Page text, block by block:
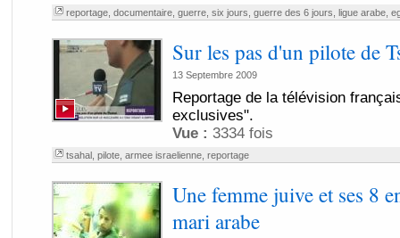
reportage, documentaire, guerre, six jours guerre des 6 jours ligue arabe,
Sur les pas d'un pilote de
13 Septembre 2009
Reportage de la télévision
exclusives".
Vue : 3334 fois
tsahal, pilote, armee israelienne, reportage
Une femme juive et ses 8
mari arabe